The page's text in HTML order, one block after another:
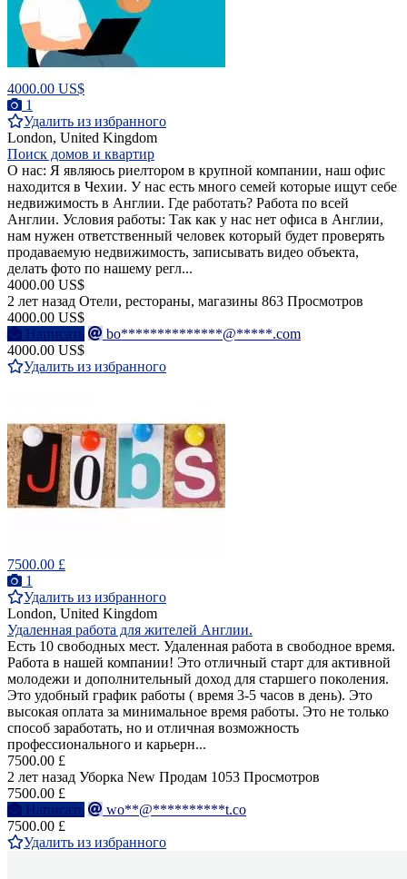
4000.00 US$
1
Удалить из избранного
London, United Kingdom
Поиск домов и квартир
О нас: Я являюсь риелтором в крупной компании, наш офис
находится в Чехии. У нас есть много семей которые ищут себе
недвижимость в Англии. Где работать? Работа по всей
Англии. Условия работы: Так как у нас нет офиса в Англии,
нам нужен ответственный человек который будет проверять
продаваемую недвижимость, записывать видео объекта,
делать фото по нашему регл...
4000.00 US$
2 лет назад Отели, рестораны, магазины 863 Просмотров
4000.00 US$
Написать
bo**************@*****.com
4000.00 US$
Удалить из избранного
7500.00 £
1
Удалить из избранного
London, United Kingdom
Удаленная работа для жителей Англии.
Есть 10 свободных мест. Удаленная работа в свободное время.
Работа в нашей компании! Это отличный старт для активной
молодежи и дополнительный доход для старшего поколения.
Это удобный график работы ( время 3-5 часов в день). Это
высокая оплата за минимальное время работы. Это не только
способ заработать, но и отличная возможность
профессионального и карьерн...
7500.00 £
2 лет назад Уборка New Продам 1053 Просмотров
7500.00 £
Написать
wo**@**********t.co
7500.00 £
Удалить из избранного